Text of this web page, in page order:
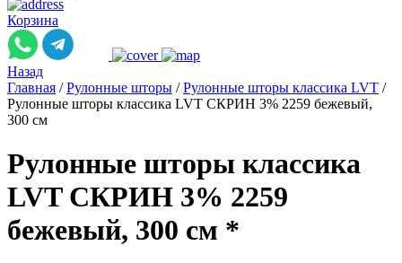
Корзина
Назад
Главная / Рулонные шторы / Рулонные шторы классика LVT /
Рулонные шторы классика LVT СКРИН 3% 2259 бежевый,
300 см
Рулонные шторы классика
LVT СКРИН 3% 2259
бежевый, 300 см *